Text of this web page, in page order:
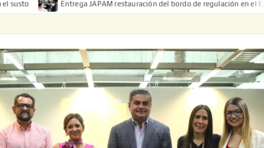
Entrega JAPAM restauración del bordo de regulación en el Ejido de